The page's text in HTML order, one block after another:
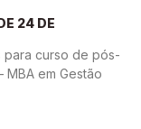
24 DE
curso de pós-
MBA em Gestão